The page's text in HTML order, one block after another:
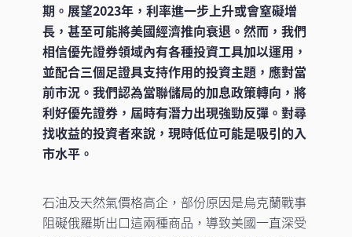
期。展望2023年，利率進一步上升或會窒礙增
長，甚至可能將美國經濟推向衰退。然而，我們
相信優先證券領域內有各種投資工具加以運用，
並配合三個足證具支持作用的投資主題，應對當
前市況。我們認為當聯儲局的加息政策轉向，將
利好優先證券，屆時有潛力出現強勁反彈。對尋
找收益的投資者來說，現時低位可能是吸引的入
市水平。
石油及天然氣價格高企，部份原因是烏克蘭戰事
阻礙俄羅斯出口這兩種商品，導致美國一直深受